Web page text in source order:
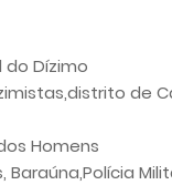
do Dízimo
de
Homens